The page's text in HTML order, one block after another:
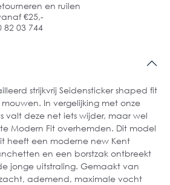
en ruilen
€25,-
82 03 744
strijkvrij Seidensticker shaped fit
In vergelijking met onze
valt deze net iets wijder, maar wel
Modern Fit overhemden. Dit model
heeft een moderne new Kent
en een borstzak ontbreekt
jonge uitstraling. Gemaakt van
zacht, ademend, maximale vocht